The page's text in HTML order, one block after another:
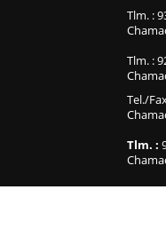
Tlm. :
Tlm. :
Tel./
Tlm. :